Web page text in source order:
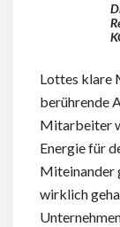
Lottes klare
berührende
Mitarbeiter
Energie für
Miteinander
wirklich